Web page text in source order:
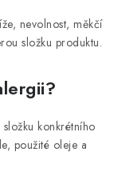
nevolnost, měkčí
složku produktu.
konkrétního
použité oleje a